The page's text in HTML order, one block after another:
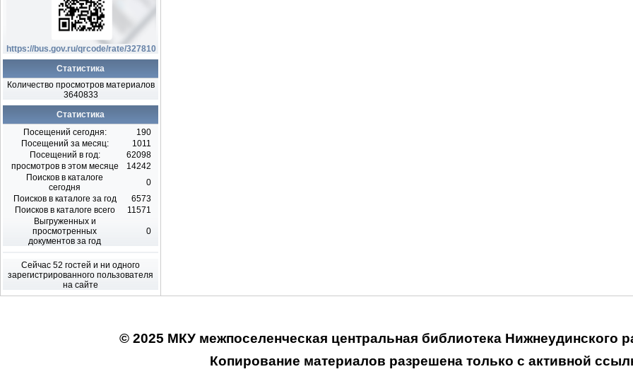
https://bus.gov.ru/qrcode/rate/327810
Статистика
Количество просмотров материалов
3640833
Статистика
Посещений сегодня:
190
Посещений за месяц:
1011
Посещений в год:
62098
просмотров в этом месяце
14242
Поисков в каталоге
сегодня
0
Поисков в каталоге за год
6573
Поисков в каталоге всего
11571
Выгруженных и
просмотренных
документов за год
0
Сейчас 52 гостей и ни одного
зарегистрированного пользователя
на сайте
© 2025 МКУ межпоселенческая центральная библиотека Нижнеудинского
Копирование материалов разрешена только с активной